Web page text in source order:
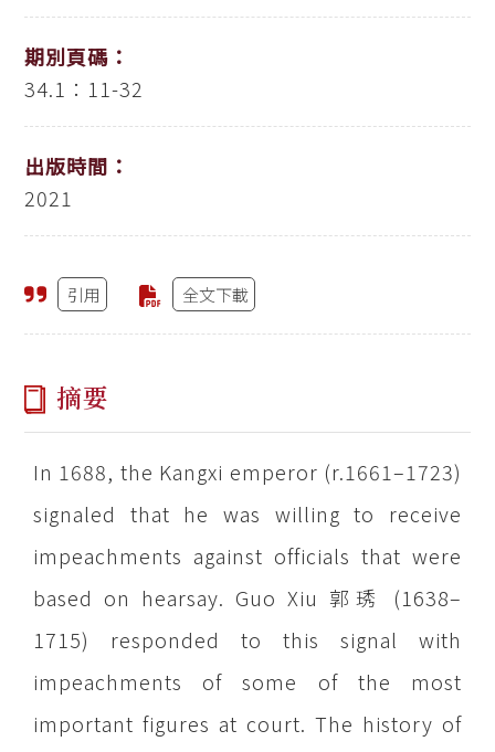
期別頁碼：
34.1：11-32
出版時間：
2021
引用 全文下載
摘要
In 1688, the Kangxi emperor (r.1661–1723)
signaled that he was willing to receive
impeachments against officials that were
based on hearsay. Guo Xiu 郭琇 (1638–
1715) responded to this signal with
impeachments of some of the most
important figures at court. The history of